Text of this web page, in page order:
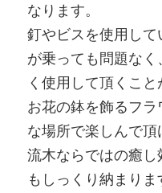
なります。
釘やビスを使用して
が乗っても問題な
く使用して頂くこと
お花の鉢を飾るフ
な場所で楽しんで頂
流木ならではの癒
もしっくり納まりま